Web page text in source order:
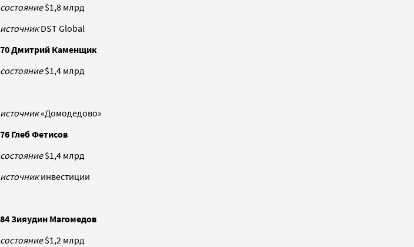
состояние$1,8 млрд
источникDST Global
70 Дмитрий Каменщик
состояние$1,4 млрд
источник«Домодедово»
76 Глеб Фетисов
состояние$1,4 млрд
источникинвестиции
84 Зияудин Магомедов
состояние$1,2 млрд